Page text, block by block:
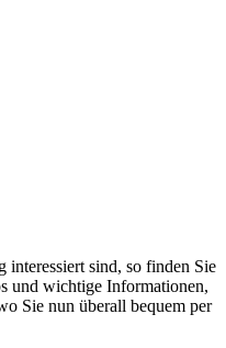
interessiert sind, so finden Sie
und wichtige Informationen,
Sie nun überall bequem per